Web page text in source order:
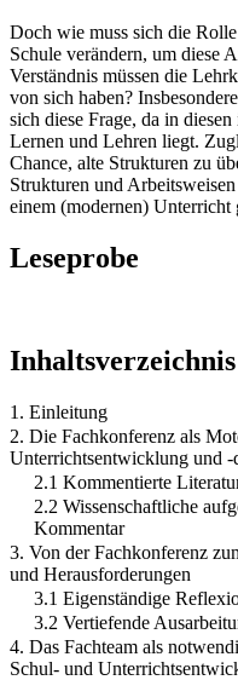
Doch wie muss sich die
Schule verändern, um diese
Verständnis müssen die
von sich haben?
sich diese Frage, da in
Lernen und Lehren liegt.
Chance, alte Strukturen zu
Strukturen und
einem (modernen) Unterricht
Leseprobe
Inhaltsverzeichnis
1. Einleitung
2. Die Fachkonferenz als
Unterrichtsentwicklung und -
2.1 Kommentierte
2.2 Wissenschaftliche
Kommentar
3. Von der Fachkonferenz
und Herausforderungen
3.1 Eigenständige
3.2 Vertiefende
4. Das Fachteam als
Schul- und